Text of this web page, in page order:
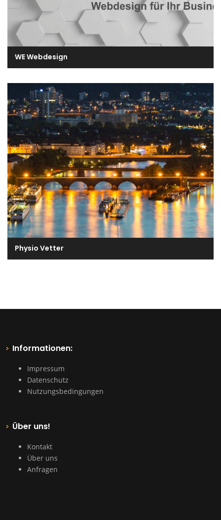
WE Webdesign
Physio Vetter
Informationen:
Impressum
Datenschutz
Nutzungsbedingungen
Über uns!
Kontakt
Über uns
Anfragen